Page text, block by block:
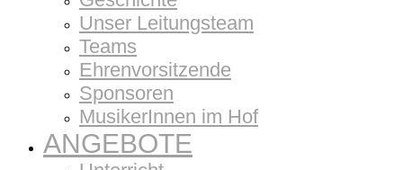
Unser Leitungsteam
Teams
Ehrenvorsitzende
Sponsoren
MusikerInnen im Hof
ANGEBOTE